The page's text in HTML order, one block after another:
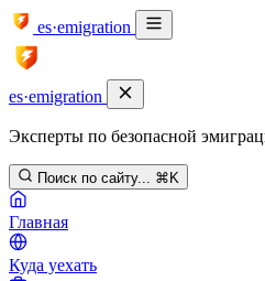
es·emigration
es·emigration
Эксперты по безопасной
Поиск по сайту... ⌘K
Главная
Куда уехать